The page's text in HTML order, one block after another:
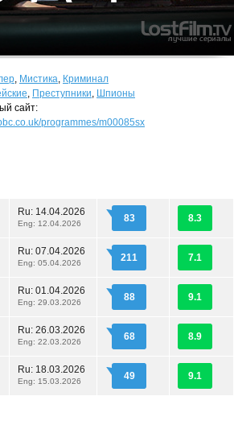
, Мистика, Криминал
, Преступники, Шпионы
сайт:
programmes/m00085sx
Ru: 14.04.2026
Eng: 12.04.2026 83 8.3
Ru: 07.04.2026
Eng: 05.04.2026 211 7.1
Ru: 01.04.2026
Eng: 29.03.2026 88 9.1
Ru: 26.03.2026
Eng: 22.03.2026 68 8.9
Ru: 18.03.2026
Eng: 15.03.2026 49 9.1